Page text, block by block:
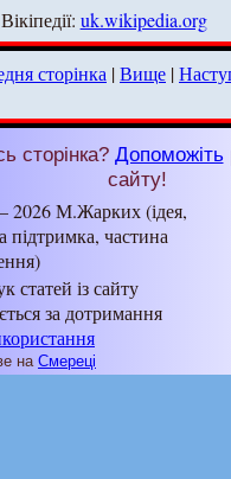
uk.wikipedia.org
сторінка |Вище |
сторінка? Допоможіть
сайту!
2026 М.Жарких (ідея,
підтримка, частина
статей із сайту
за дотримання
на Смереці